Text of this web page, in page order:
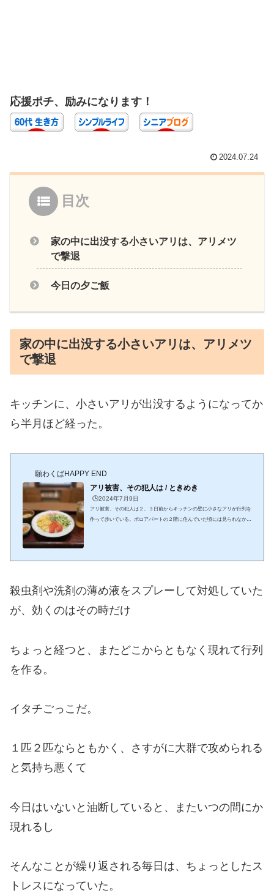
応援ポチ、励みになります！
2024.07.24
目次
家の中に出没する小さいアリは、アリメツ
で撃退
今日の夕ご飯
家の中に出没する小さいアリは、アリメツ
で撃退
キッチンに、小さいアリが出没するようになってか
ら半月ほど経った。
願わくばHAPPY END
アリ被害、その犯人は / ときめき
🕒️2024年7月9日
アリ被害、その犯人は２、３日前からキッチンの壁に小さなアリが行列を
作って歩いている。ボロアパートの２階に住んでいた頃には見られなかっ
しておいたが、果たしてこれで根本的な退治になったかどうかは不明駐車
殺虫剤や洗剤の薄め液をスプレーして対処していた
が、効くのはその時だけ
ちょっと経つと、またどこからともなく現れて行列
を作る。
イタチごっこだ。
１匹２匹ならともかく、さすがに大群で攻められる
と気持ち悪くて
今日はいないと油断していると、またいつの間にか
現れるし
そんなことが繰り返される毎日は、ちょっとしたス
トレスになっていた。